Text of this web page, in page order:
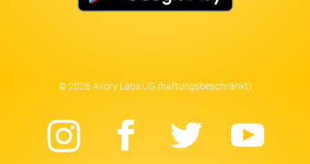
© 2026 Avory Labs UG (haftungsbeschränkt)
Instagram
Facebook
Twitter